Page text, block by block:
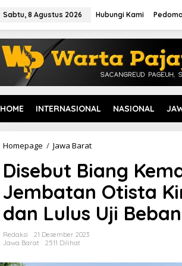
Sabtu, 8 Agustus 2026 Hubungi Kami
HOME INTERNASIONAL NASIONAL
Homepage / Jawa Barat
s
e
b
u
g
Disebut Biang
Jembatan Otista
dan Lulus Uji Beban
Redaksi
21 Desember 2023
Jawa Barat
2511 Dilihat